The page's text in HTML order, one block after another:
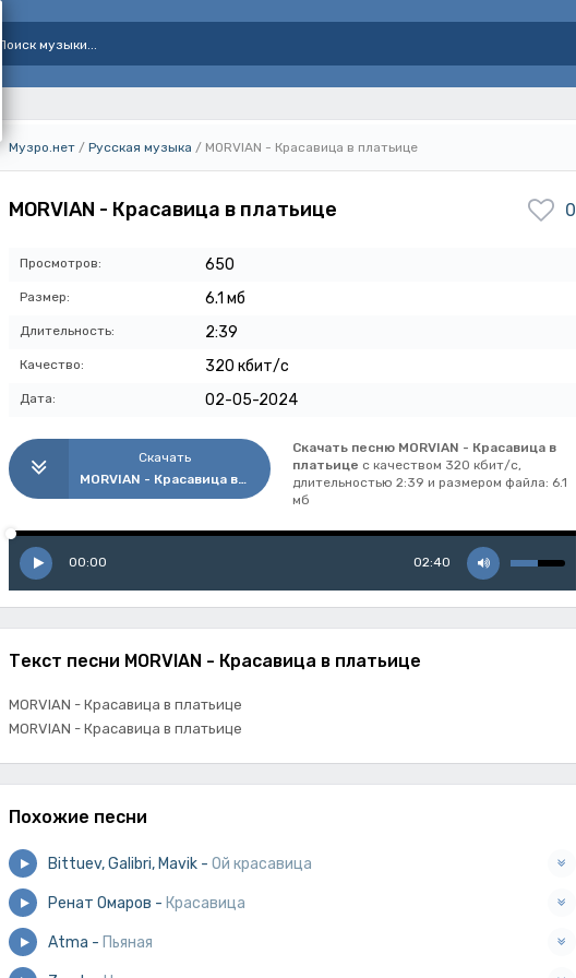
Музро.нет / Русская музыка / MORVIAN - Красавица в платьице
MORVIAN - Красавица в платьице 0
Просмотров: 650
Размер: 6.1 мб
Длительность: 2:39
Качество: 320 кбит/с
Дата: 02-05-2024
Скачать
MORVIAN - Красавица в платьице
Скачать песню MORVIAN - Красавица в
платьице с качеством 320 кбит/с,
длительностью 2:39 и размером файла: 6.1
мб
00:00 02:40
Текст песни MORVIAN - Красавица в платьице
MORVIAN - Красавица в платьице
MORVIAN - Красавица в платьице
Похожие песни
Bittuev, Galibri, Mavik - Ой красавица
Ренат Омаров - Красавица
Аtma - Пьяная